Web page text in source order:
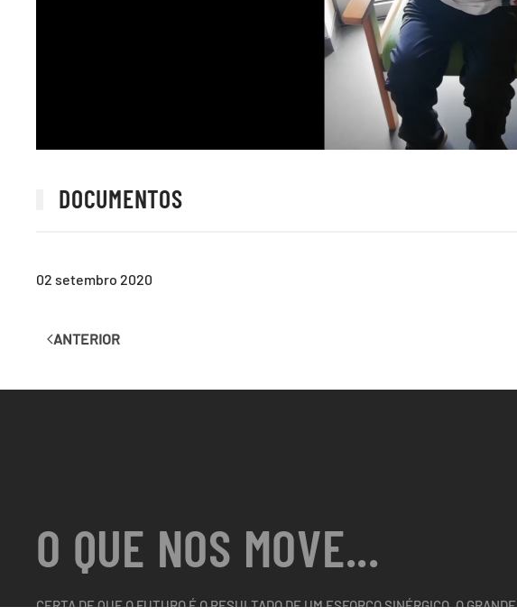
DOCUMENTOS
02 setembro 2020
ANTERIOR
O QUE NOS MOVE...
CERTA DE QUE O FUTURO É O RESULTADO DE UM ESFORÇO SINÉRGICO, O GRANDE